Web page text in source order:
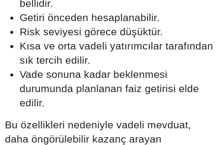
bellidir.
Getiri önceden hesaplanabilir.
Risk seviyesi görece düşüktür.
Kısa ve orta vadeli yatırımcılar tarafından
sık tercih edilir.
Vade sonuna kadar beklenmesi
durumunda planlanan faiz getirisi elde
edilir.
Bu özellikleri nedeniyle vadeli mevduat,
daha öngörülebilir kazanç arayan